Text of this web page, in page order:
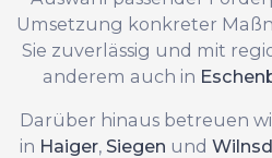
Umsetzung konkreter
Sie zuverlässig und mit
anderem auch in
Darüber hinaus betreuen
in Haiger, Siegen und